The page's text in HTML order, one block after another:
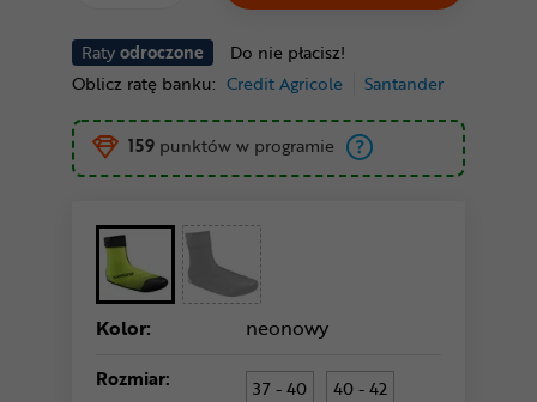
Ratyodroczone
Do nie płacisz!
Oblicz ratę banku: Credit Agricole Santander
159 punktów w programie
Kolor: neonowy
Rozmiar: 37 - 40 40 - 42